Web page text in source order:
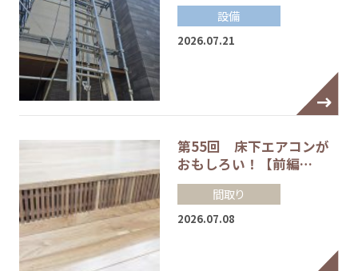
設備
2026.07.21
第55回 床下エアコンが
おもしろい！【前編…
間取り
2026.07.08